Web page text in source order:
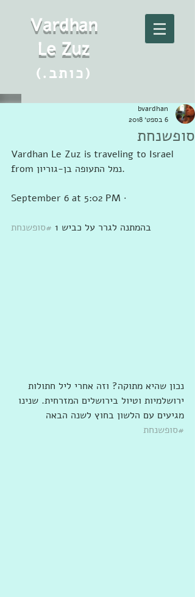
Vardhan
Le Zuz
(.כותב)
סופשנחת
bvardhan
6 בספט׳ 2018
Vardhan Le Zuz is traveling to Israel
from ‎נמל התעופה בן-גוריון‎.
September 6 at 5:02 PM ·
בהמתנה לגרר על כביש 1 #סופשנחת
נכון שהיא מתוקה? וזה אחרי ליל חתולות
ירושלמיות וטיול בירושלים המזרחית. שנינו
מגיעים עם הלשון בחוץ לשנה הבאה
#סופשנחת